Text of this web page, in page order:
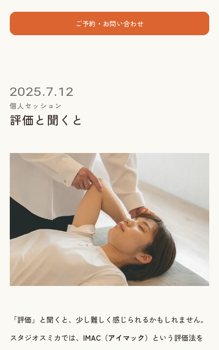
お客様の声
お知らせ
ブログ
ご予約・お問い合わせ
LINEで予約・相談する
tel. 080-3628-1771
Instagram LINE
ご予約・お問い合わせ
2025.7.12
個人セッション
評価と聞くと
「評価」と聞くと、少し難しく感じられるかもしれません。
スタジオスミカでは、 IMAC（アイマック）
という評価法を